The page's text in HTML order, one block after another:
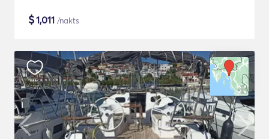
$1,011 /nakts